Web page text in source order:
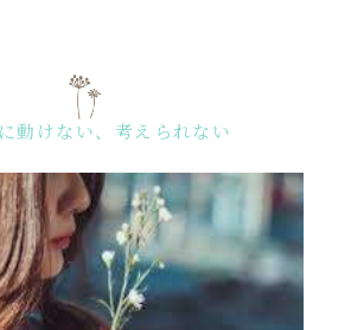
動けない、考えられない